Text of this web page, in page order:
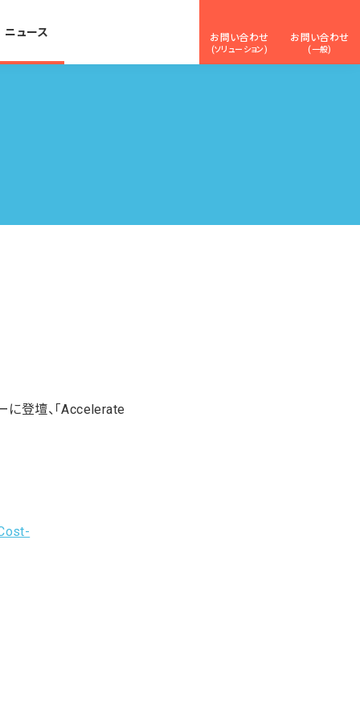
ニュース お問い合わせ
(ソリューション)
お問い合わせ
(一般)
に登壇、「Accelerate